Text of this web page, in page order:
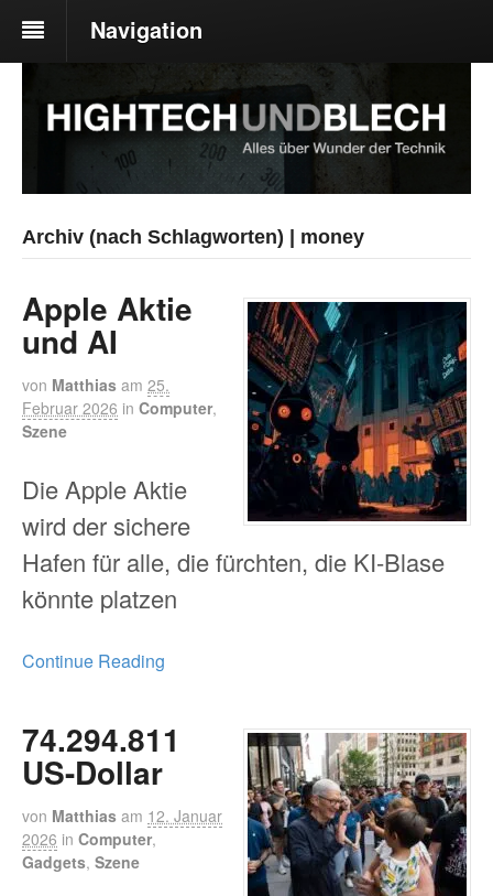
Navigation
Archiv (nach Schlagworten) | money
Apple Aktie
und AI
von Matthias am 25.
Februar 2026 in Computer,
Szene
Die Apple Aktie
wird der sichere
Hafen für alle, die fürchten, die KI-Blase
könnte platzen
Continue Reading
74.294.811
US-Dollar
von Matthias am 12. Januar
2026 in Computer,
Gadgets, Szene